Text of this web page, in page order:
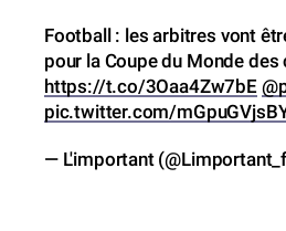
Football : les arbitres vont
pour la Coupe du Monde des
https://t.co/3Oaa4Zw7bE
pic.twitter.com/
— L'important